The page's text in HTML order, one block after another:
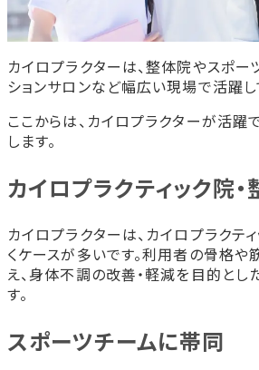
カイロプラクターは、整体院やスポー
ションサロンなど幅広い現場で活躍し
ここからは、カイロプラクターが活
します。
カイロプラクティック院
カイロプラクターは、カイロプラクテ
くケースが多いです。利用者の骨格や
え、身体不調の改善・軽減を目的とし
す。
スポーツチームに帯同